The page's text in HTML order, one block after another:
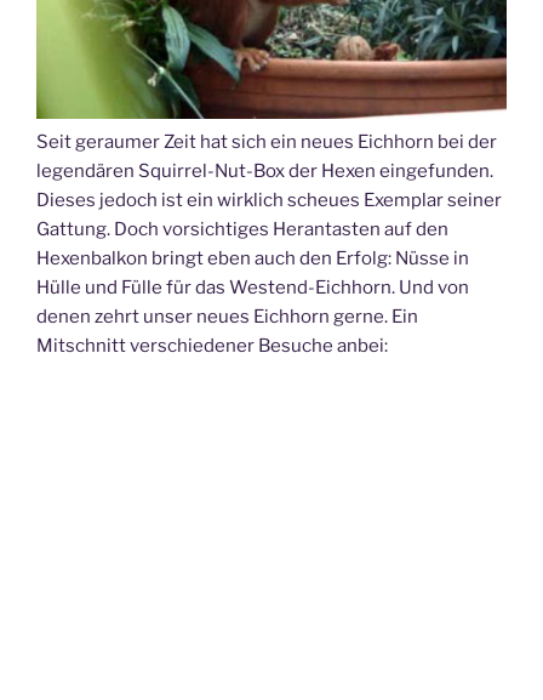
Seit geraumer Zeit hat sich ein neues Eichhorn bei der
legendären Squirrel-Nut-Box der Hexen eingefunden.
Dieses jedoch ist ein wirklich scheues Exemplar seiner
Gattung. Doch vorsichtiges Herantasten auf den
Hexenbalkon bringt eben auch den Erfolg: Nüsse in
Hülle und Fülle für das Westend-Eichhorn. Und von
denen zehrt unser neues Eichhorn gerne. Ein
Mitschnitt verschiedener Besuche anbei: